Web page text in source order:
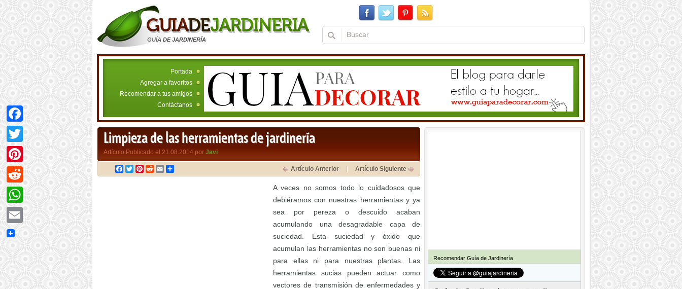
GUÍA DE JARDINERÍA
Portada
Agregar a favoritos
Recomendar a tus amigos
Contáctanos
Limpieza de las herramientas de jardinería
Artículo Publicado el 21.08.2014 por Javi
Facebook
TwitterPinterest
RedditEmail Artículo Anterior Artículo Siguiente
A veces no somos todo lo cuidadosos que
debiéramos con nuestras herramientas y ya
sea por pereza o descuido acaban
acumulando una desagradable capa de
suciedad. Esta suciedad y óxido que
acumulan las herramientas no son buenas ni
para ellas ni para nuestras plantas. Las
herramientas sucias pueden actuar como
vectores de transmisión de enfermedades y
Recomendar Guía de Jardinería
Facebook
Twitter
Pinterest
Reddit
WhatsApp
Email